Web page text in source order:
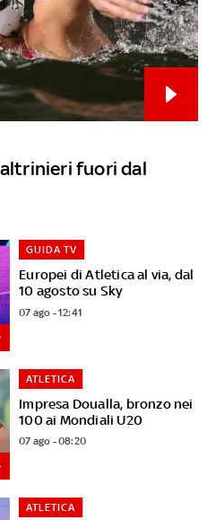
fuori dal
Europei di Atletica al via, dal
10 agosto su Sky
GUIDA TV
07 ago - 12:41
Impresa Doualla, bronzo nei
100 ai Mondiali U20
ATLETICA
07 ago - 08:20
ATLETICA